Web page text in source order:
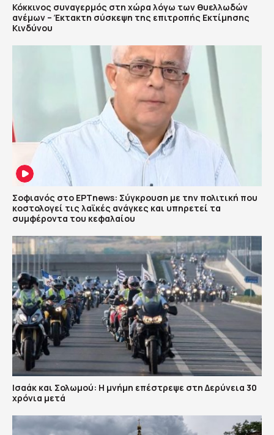
Κόκκινος συναγερμός στη χώρα λόγω των θυελλωδών
ανέμων – Έκτακτη σύσκεψη της επιτροπής Εκτίμησης
Κινδύνου
Σοφιανός στο ΕΡΤnews: Σύγκρουση με την πολιτική που
κοστολογεί τις λαϊκές ανάγκες και υπηρετεί τα
συμφέροντα του κεφαλαίου
Ισαάκ και Σολωμού: Η μνήμη επέστρεψε στη Δερύνεια 30
χρόνια μετά